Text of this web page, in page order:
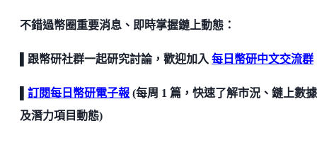
不錯過幣圈重要消息、即時掌握鏈上動態：
▌跟幣研社群一起研究討論，歡迎加入 每日幣研中文交流群
訂閱每日幣研電子報 (每周 1 篇，快速了解市況、鏈上數
及潛力項目動態)